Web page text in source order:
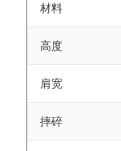
材料
高度
肩宽
摔碎